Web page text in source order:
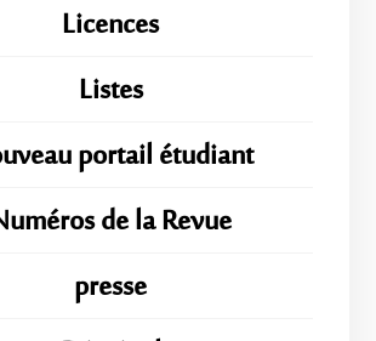
Licences
Listes
portail étudiant
de la Revue
presse